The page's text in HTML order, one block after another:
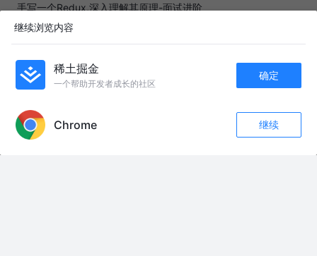
118
手写一个Redux,深入理解其原理-面试进阶
beifeng11996
深入理解redux之reducer为什么是纯函数
LT_bear 7年前 4.6k
Redux系列-深入理解React-Redux
hfhuaizhi
继续浏览内容
稀土掘金
一个帮助开发者成长的社区
确定
Chrome 继续